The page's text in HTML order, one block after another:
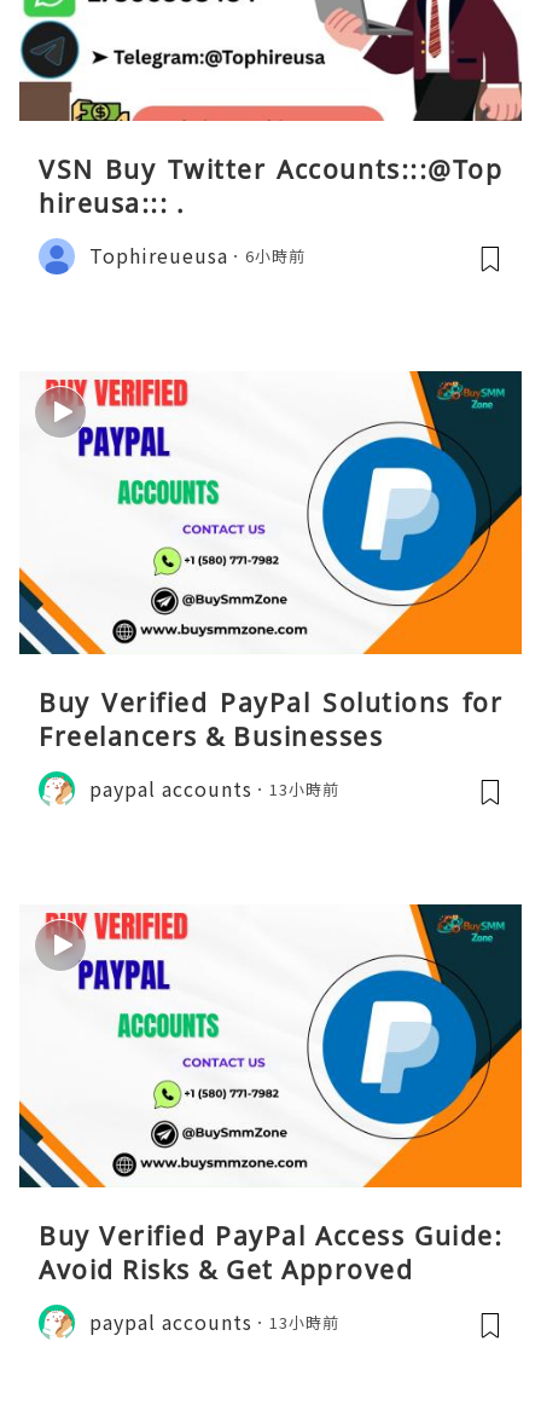
VSN Buy Twitter Accounts:::@Top
hireusa::: .
Tophireueusa 6小時前
Buy Verified PayPal Solutions for
Freelancers & Businesses
paypal accounts 13小時前
Buy Verified PayPal Access Guide:
Avoid Risks & Get Approved
paypal accounts 13小時前